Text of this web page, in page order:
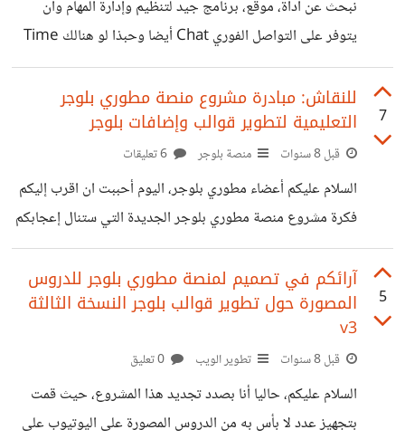
نبحث عن أداة، موقع، برنامج جيد لتنظيم وإدارة المهام وأن
يتوفر على التواصل الفوري Chat أيضا وحبذا لو هنالك Time
Tracking أيضا، كنا قد وجدنا ظالتنا في موقع Hibox لكن بعد
15 يوما تقريبا تغير كل شيء وأصبحت أغلب الميزات غير
مجانية والمشكلة أن الباقة الإحترافية أصبحت للفرد الواحد
وقاموا بهذا الأمر دون أي سابق إنذار، والنسخة لم تكن تجريبية
وخاب أملنا بعدما كانت أداة رائعة حقا، الآن هل تعرف أداة
تنصحنا بها؟ وأن تكون مجانية غير Notion؟
7
للنقاش: مبادرة مشروع منصة مطوري بلوجر
التعليمية لتطوير قوالب وإضافات بلوجر
قبل 8 سنوات منصة بلوجر
السلام عليكم أعضاء مطوري بلوجر، اليوم أحببت ان اقرب إليكم
فكرة مشروع منصة مطوري بلوجر الجديدة التي ستنال إعجابكم
بإذن الله. الفكرة: منصة شاملة لكل ما له علاقة بتطوير قوالب
(النسخة الثالثة) وإضافات (النسخة الثانية) لبلوجر، ما يعني
دروس جديدة وحصرية لآخر نسخة :) الميزات المتوفرة في
المنصة: ------------------------------------------ - المستويات:
الدروس ستكون مقسمة على ثلاث مستويات..
مبتدئ(Beginner)، متوسط(Intermediate) و
متقدم(Advanced) وكل متدرب يتصفح الدروس المناسبة
5
آرائكم في تصميم لمنصة مطوري بلوجر للدروس
المصورة حول تطوير قوالب بلوجر النسخة الثالثة
v3
قبل 8 سنوات تطوير الويب
السلام عليكم، حاليا أنا بصدد تجديد هذا المشروع، حيث قمت
بتجهيز عدد لا بأس به من الدروس المصورة على اليوتيوب على